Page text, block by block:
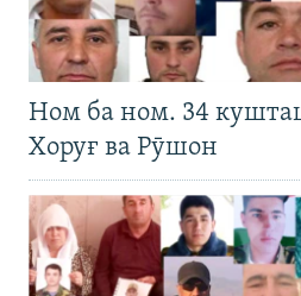
Ном ба ном. 34
Хоруғ ва Рӯшон